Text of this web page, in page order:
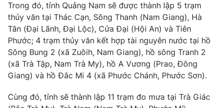
Thế giới đó đây
Câu chuyện quốc tế
Kinh tế
Tài chính
Thị trường
Góc doanh nghiệp
Dữ liệu và đời sống
Truyền hình
Phim VTV
Hậu trường
Giải trí
Trong đó, tỉnh Quảng Nam sẽ được thành lập 5 trạm
thủy văn tại Thác Cạn, Sông Thanh (Nam Giang), Hà
Tân (Đại Lãnh, Đại Lộc), Cửa Đại (Hội An) và Tiên
Phước; 4 trạm thủy văn kết hợp tài nguyên nước tại hồ
Sông Bung 2 (xã Zuôih, Nam Giang), hồ sông Tranh 2
(xã Trà Tập, Nam Trà My), hồ A Vương (Prao, Đông
Giang) và hồ Đắc Mi 4 (xã Phước Chánh, Phước Sơn).
Cùng đó, tỉnh sẽ thành lập 11 trạm đo mưa tại Trà Giác